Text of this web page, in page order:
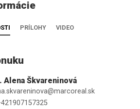
PRÍLOHY VIDEO
Alena Škvareninová